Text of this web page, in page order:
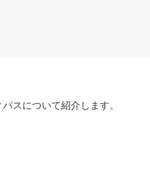
スについて紹介します。